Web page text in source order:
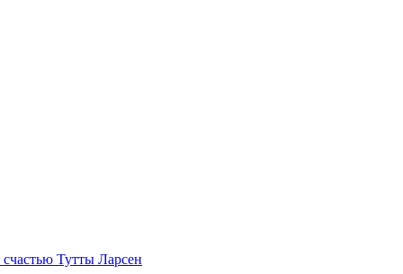
Тутты Ларсен